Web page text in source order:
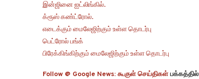
இன்ஜினை ஐட்லிங்கில்.
க்ரூஸ் கண்ட்ரோல்.
எடைக்கும் மைலேஜிற்கும் உள்ள தொடர்பு
பெட்ரோல் பங்க்
பிரேக்கிங்கிற்கும் மைலேஜிற்கும் உள்ள தொடர்பு
Follow @ Google News: கூகுள் செய்திகள்பக்கத்தில்